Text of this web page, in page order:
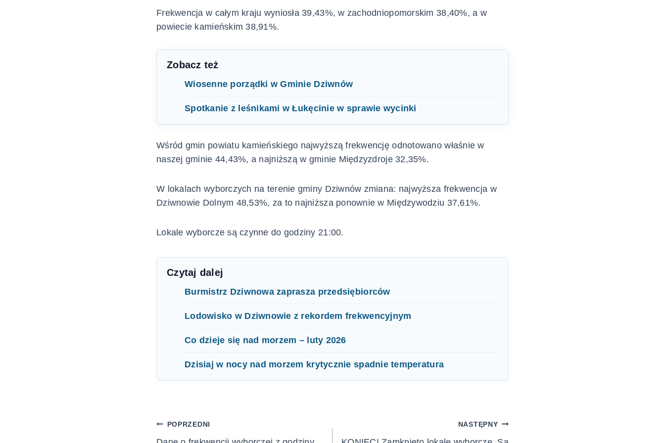
Frekwencja w całym kraju wyniosła 39,43%, w zachodniopomorskim 38,40%, a w
powiecie kamieńskim 38,91%.
Zobacz też
Wiosenne porządki w Gminie Dziwnów
Spotkanie z leśnikami w Łukęcinie w sprawie wycinki
Wśród gmin powiatu kamieńskiego najwyższą frekwencję odnotowano właśnie w
naszej gminie 44,43%, a najniższą w gminie Międzyzdroje 32,35%.
W lokalach wyborczych na terenie gminy Dziwnów zmiana: najwyższa frekwencja w
Dziwnowie Dolnym 48,53%, za to najniższa ponownie w Międzywodziu 37,61%.
Lokale wyborcze są czynne do godziny 21:00.
Czytaj dalej
Burmistrz Dziwnowa zaprasza przedsiębiorców
Lodowisko w Dziwnowie z rekordem frekwencyjnym
Co dzieje się nad morzem – luty 2026
Dzisiaj w nocy nad morzem krytycznie spadnie temperatura
Nawigacja
POPRZEDNI NASTĘPNY